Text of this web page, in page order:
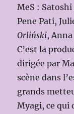
MeS :
Pene Pati,
Orliński,
C’est la
dirigée par
scène dans
grands
Myagi, ce qui